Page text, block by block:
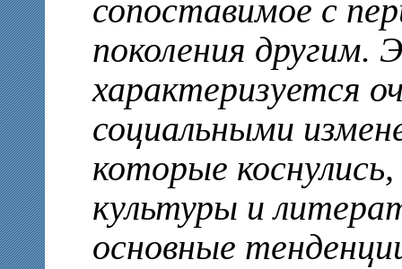
сопоставимое с
поколения другим.
характеризуется
социальными
которые
культуры и
основные